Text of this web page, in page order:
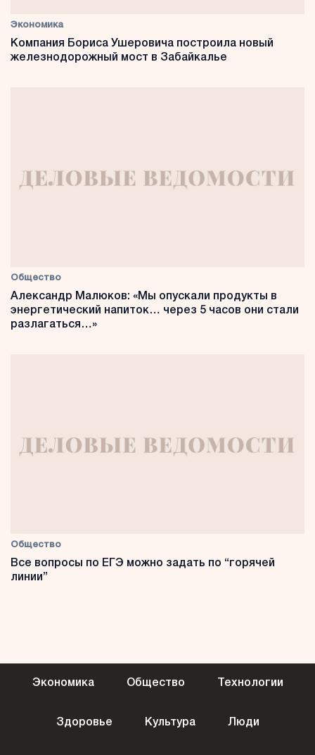
Экономика
Компания Бориса Ушеровича построила новый
железнодорожный мост в Забайкалье
Общество
Александр Малюков: «Мы опускали продукты в
энергетический напиток… через 5 часов они стали
разлагаться…»
Общество
Все вопросы по ЕГЭ можно задать по “горячей
линии”
Экономика Общество Технологии
Здоровье Культура Люди